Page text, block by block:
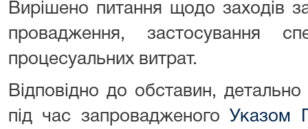
Вирішено питання щодо заходів
провадження, застосування
процесуальних витрат.
Відповідно до обставин,
під час запровадженого Указом